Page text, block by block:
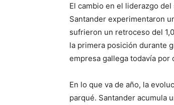
El cambio en el liderazgo
Santander experimentaron
sufrieron un retroceso del
la primera posición durante
empresa gallega todavía por
En lo que va de año, la
parqué. Santander acumula